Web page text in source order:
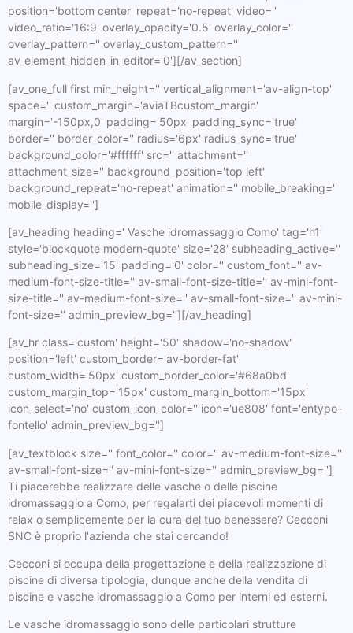
position='bottom center' repeat='no-repeat' video=''
video_ratio='16:9' overlay_opacity='0.5' overlay_color=''
overlay_pattern='' overlay_custom_pattern=''
av_element_hidden_in_editor='0'][/av_section]
[av_one_full first min_height='' vertical_alignment='av-align-top'
space='' custom_margin='aviaTBcustom_margin'
margin='-150px,0' padding='50px' padding_sync='true'
border='' border_color='' radius='6px' radius_sync='true'
background_color='#ffffff' src='' attachment=''
attachment_size='' background_position='top left'
background_repeat='no-repeat' animation='' mobile_breaking=''
mobile_display='']
[av_heading heading=' Vasche idromassaggio Como' tag='h1'
style='blockquote modern-quote' size='28' subheading_active=''
subheading_size='15' padding='0' color='' custom_font='' av-
medium-font-size-title='' av-small-font-size-title='' av-mini-font-
size-title='' av-medium-font-size='' av-small-font-size='' av-mini-
font-size='' admin_preview_bg=''][/av_heading]
[av_hr class='custom' height='50' shadow='no-shadow'
position='left' custom_border='av-border-fat'
custom_width='50px' custom_border_color='#68a0bd'
custom_margin_top='15px' custom_margin_bottom='15px'
icon_select='no' custom_icon_color='' icon='ue808' font='entypo-
fontello' admin_preview_bg='']
[av_textblock size='' font_color='' color='' av-medium-font-size=''
av-small-font-size='' av-mini-font-size='' admin_preview_bg='']
Ti piacerebbe realizzare delle vasche o delle piscine
idromassaggio a Como, per regalarti dei piacevoli momenti di
relax o semplicemente per la cura del tuo benessere? Cecconi
SNC è proprio l'azienda che stai cercando!
Cecconi si occupa della progettazione e della realizzazione di
piscine di diversa tipologia, dunque anche della vendita di
piscine e vasche idromassaggio a Como per interni ed esterni.
Le vasche idromassaggio sono delle particolari strutture